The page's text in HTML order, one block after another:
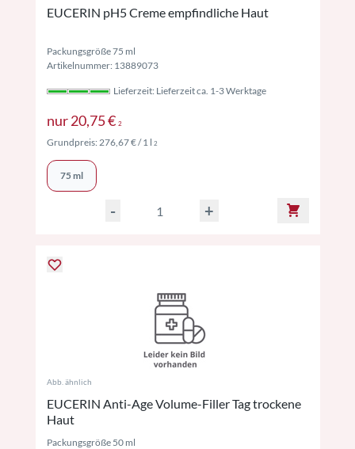
EUCERIN pH5 Creme empfindliche Haut
Packungsgröße 75 ml
Artikelnummer: 13889073
Lieferzeit: Lieferzeit ca. 1-3 Werktage
nur20,75 € 2Preise inkl. MwSt. ggf. zzgl. Versand
Grundpreis:276,67 €/ 1 l 2Preise inkl. MwSt. ggf. zzgl. Versand
75 ml
- +
Abb. ähnlich
EUCERIN Anti-Age Volume-Filler Tag trockene
Haut
Packungsgröße 50 ml